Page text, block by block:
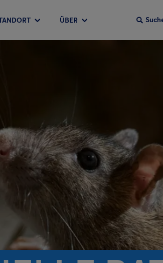
ÜBER